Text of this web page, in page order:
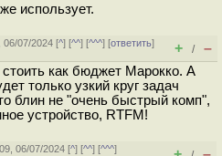
использует.
06/07/2024 [^] [^^] [^^^] [ответить]
+ / –
как бюджет Марокко. А
только узкий круг задач
блин не "очень быстрый комп",
устройство, RTFM!
06/07/2024 [^] [^^] [^^^]